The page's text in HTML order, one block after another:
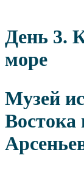
День 3.
море
Музей